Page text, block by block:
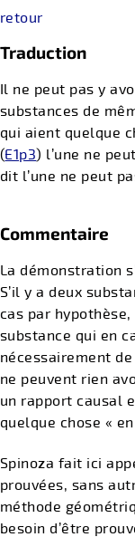
retour
Traduction
Il ne peut pas y
substances de
qui aient quelque
(E1p3) l’une ne
dit l’une ne peut
Commentaire
La démonstration
S’il y a deux
cas par hypothèse,
substance qui en
nécessairement
ne peuvent rien
un rapport causal
quelque chose « en
Spinoza fait ici
prouvées, sans
méthode
besoin d’être